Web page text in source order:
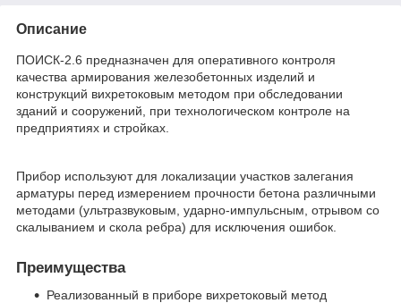
Описание
ПОИСК-2.6 предназначен для оперативного контроля
качества армирования железобетонных изделий и
конструкций вихретоковым методом при обследовании
зданий и сооружений, при технологическом контроле на
предприятиях и стройках.
Прибор используют для локализации участков залегания
арматуры перед измерением прочности бетона различными
методами (ультразвуковым, ударно-импульсным, отрывом со
скалыванием и скола ребра) для исключения ошибок.
Преимущества
Реализованный в приборе вихретоковый метод